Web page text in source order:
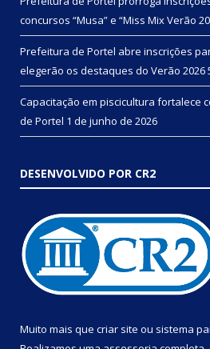
concursos “Musa” e “Miss Mix Verão
Prefeitura de Portel abre inscrições
elegerão os destaques do Verão 2026
Capacitação em piscicultura fortalece
de Portel 1 de junho de 2026
DESENVOLVIDO POR CR2
Muito mais que criar site ou sistema